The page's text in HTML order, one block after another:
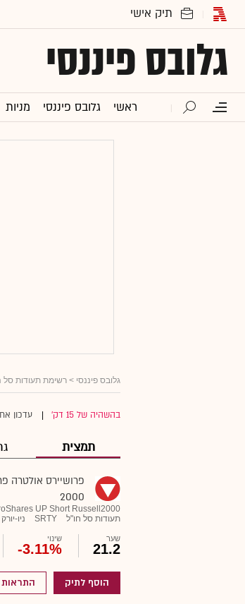
גלובס פיננסי
ראשי גלובס פיננסי מניות
גלובס פיננסי > רשימת תעודות
בהשהיה של 15 דק' עדכון
תמצית
פרושיירס אולטרה
2000
UP Short Russell2000
תעודות סל חו"ל
SRTY ניו-יורק
שער
21.2
שינוי
-3.11%
הוסף לתיק התראות